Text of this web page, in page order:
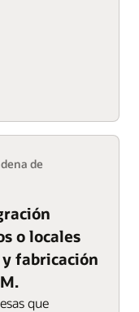
de
o locales
fabricación
que